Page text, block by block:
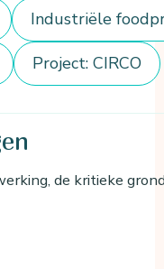
Industriële
Project: CIRCO
de kritieke